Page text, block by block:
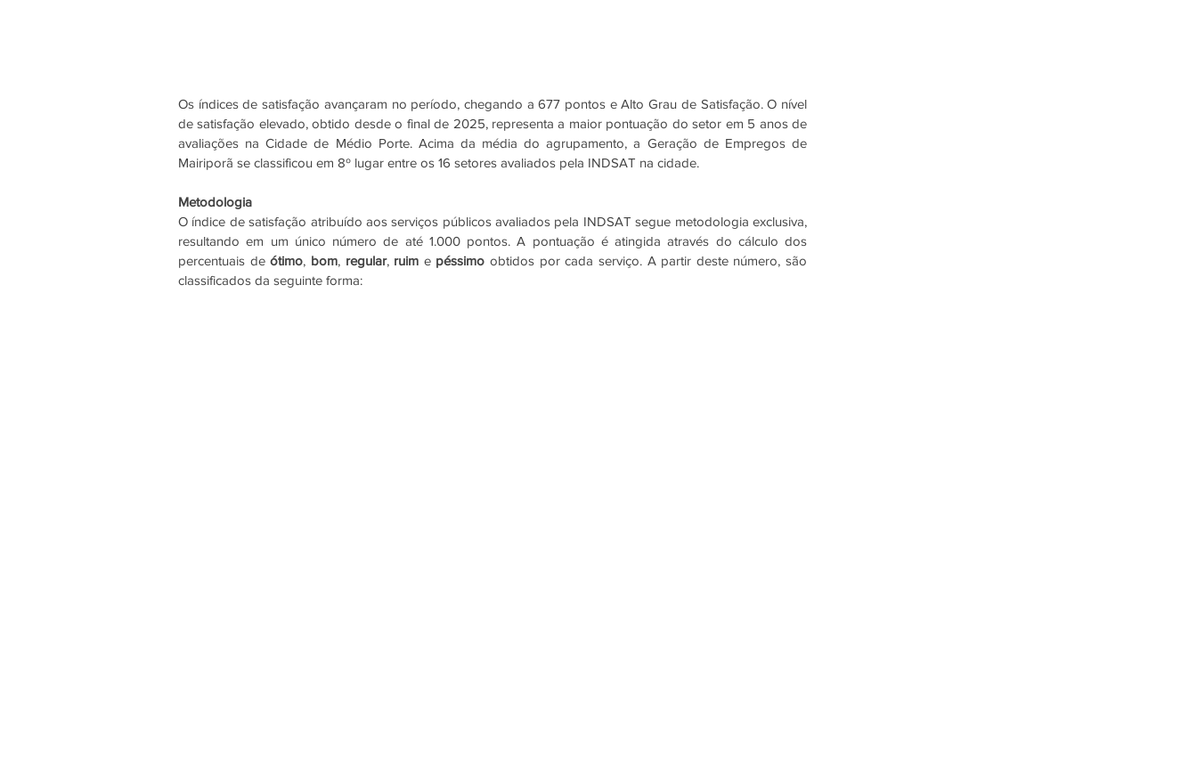
Os índices de satisfação avançaram no período, chegando a 677 pontos e Alto Grau de Satisfação. O nível
de satisfação elevado, obtido desde o final de 2025, representa a maior pontuação do setor em 5 anos de
avaliações na Cidade de Médio Porte. Acima da média do agrupamento, a Geração de Empregos de
Mairiporã se classificou em 8º lugar entre os 16 setores avaliados pela INDSAT na cidade.
Metodologia
O índice de satisfação atribuído aos serviços públicos avaliados pela INDSAT segue metodologia exclusiva,
resultando em um único número de até 1.000 pontos. A pontuação é atingida através do cálculo dos
percentuais de ótimo, bom, regular, ruim e péssimo obtidos por cada serviço. A partir deste número, são
classificados da seguinte forma: